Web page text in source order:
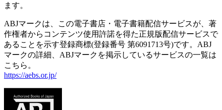
ます。
ABJマークは、この電子書店・電子書籍配信サービスが、著
作権者からコンテンツ使用許諾を得た正規版配信サービスで
あることを示す登録商標(登録番号 第6091713号)です。ABJ
マークの詳細、ABJマークを掲示しているサービスの一覧は
こちら。
https://aebs.or.jp/